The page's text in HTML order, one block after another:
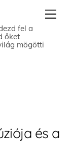
fel a
őket
mögötti
és a